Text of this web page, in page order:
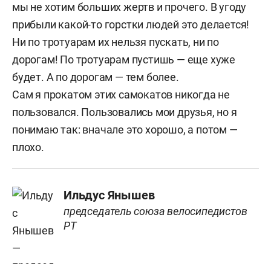
мы не хотим больших жертв и прочего. В угоду
прибыли какой-то горстки людей это делается!
Ни по тротуарам их нельзя пускать, ни по
дорогам! По тротуарам пустишь — еще хуже
будет. А по дорогам — тем более.
Сам я прокатом этих самокатов никогда не
пользовался. Пользовались мои друзья, но я
понимаю так: вначале это хорошо, а потом —
плохо.
Ильдус Янышев
председатель союза велосипедистов
РТ